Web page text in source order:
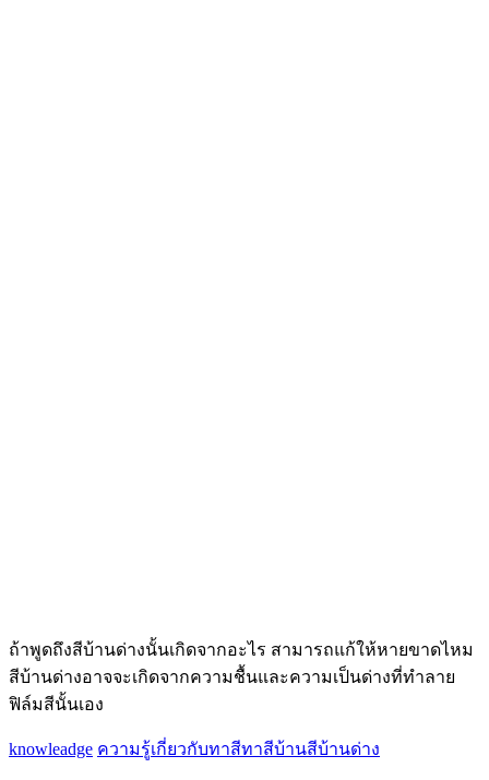
ถ้าพูดถึงสีบ้านด่างนั้นเกิดจากอะไร สามารถแก้ให้หายขาดไหม
สีบ้านด่างอาจจะเกิดจากความชื้นและความเป็นด่างที่ทำลาย
ฟิล์มสีนั้นเอง
knowleadge ความรู้เกี่ยวกับทาสีทาสีบ้านสีบ้านด่าง